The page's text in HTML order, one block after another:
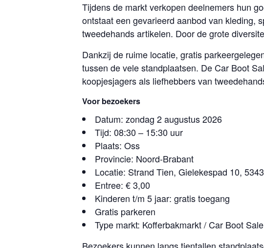
Tijdens de markt verkopen deelnemers hun
ontstaat een gevarieerd aanbod van kleding,
tweedehands artikelen. Door de grote
Dankzij de ruime locatie, gratis
tussen de vele standplaatsen. De Car Boot
koopjesjagers als liefhebbers van
Voor bezoekers
Datum: zondag 2 augustus 2026
Tijd: 08:30 – 15:30 uur
Plaats: Oss
Provincie: Noord-Brabant
Locatie: Strand Tien, Gielekespad 10,
Entree: € 3,00
Kinderen t/m 5 jaar: gratis toegang
Gratis parkeren
Type markt: Kofferbakmarkt / Car Boot Sale